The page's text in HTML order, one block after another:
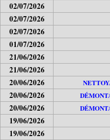
02/07/2026
02/07/2026
02/07/2026
01/07/2026
21/06/2026
21/06/2026
20/06/2026
20/06/2026
20/06/2026
19/06/2026
19/06/2026